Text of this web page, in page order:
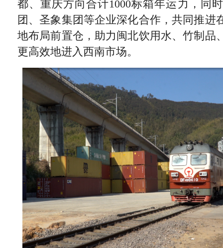
都、重庆方向合计1000标箱年运力，同
团、圣象集团等企业深化合作，共同推进
地布局前置仓，助力闽北饮用水、竹制品
更高效地进入西南市场。